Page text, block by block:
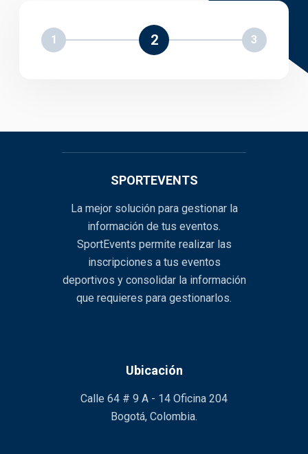
1 2 3
SPORTEVENTS
La mejor solución para gestionar la
información de tus eventos.
SportEvents permite realizar las
inscripciones a tus eventos
deportivos y consolidar la información
que requieres para gestionarlos.
Ubicación
Calle 64 # 9 A - 14 Oficina 204
Bogotá, Colombia.